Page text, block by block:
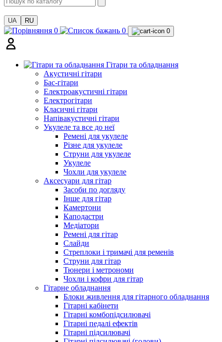
UA RU
0 0 0
Гітари та обладнання
Акустичні гітари
Бас-гітари
Електроакустичні гітари
Електрогітари
Класичні гітари
Напівакустичні гітари
Укулеле та все до неї
Ремені для укулеле
Різне для укулеле
Струни для укулеле
Укулеле
Чохли для укулеле
Аксесуари для гітар
Засоби по догляду
Інше для гітар
Камертони
Каподастри
Медіатори
Ремені для гітар
Слайди
Стреплоки і тримачі для ременів
Струни для гітар
Тюнери і метрономи
Чохли і кофри для гітар
Гітарне обладнання
Блоки живлення для гітарного обладнання
Гітарні кабінети
Гітарні комбопідсилювачі
Гітарні педалі ефектів
Гітарні підсилювачі